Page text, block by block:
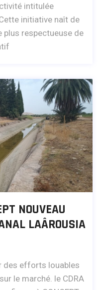
intitulée
initiative naît de
plus respectueuse de
NOUVEAU
LAÂROUSIA
des efforts louables
le marché. le CDRA